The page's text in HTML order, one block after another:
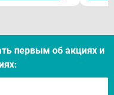
первым об акцияx и